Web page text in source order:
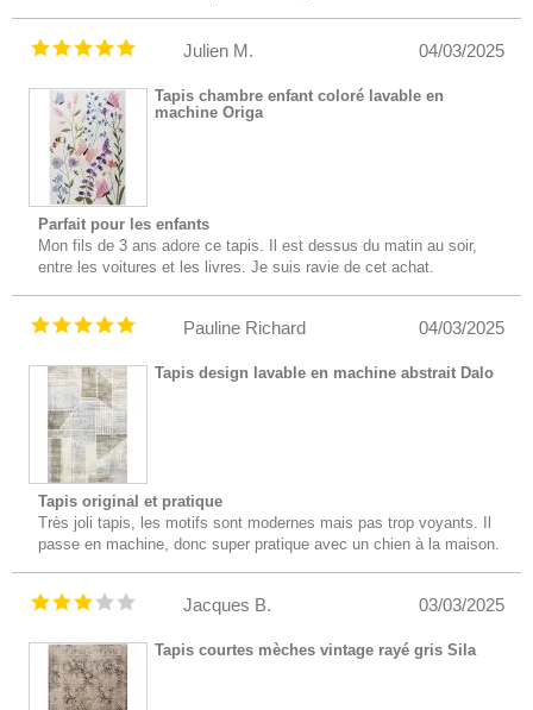
04/03/2025
Julien M.
Tapis chambre enfant coloré lavable en
machine Origa
Parfait pour les enfants
Mon fils de 3 ans adore ce tapis. Il est dessus du matin au soir,
entre les voitures et les livres. Je suis ravie de cet achat.
04/03/2025
Pauline Richard
Tapis design lavable en machine abstrait Dalo
Tapis original et pratique
Très joli tapis, les motifs sont modernes mais pas trop voyants. Il
passe en machine, donc super pratique avec un chien à la maison.
03/03/2025
Jacques B.
Tapis courtes mèches vintage rayé gris Sila